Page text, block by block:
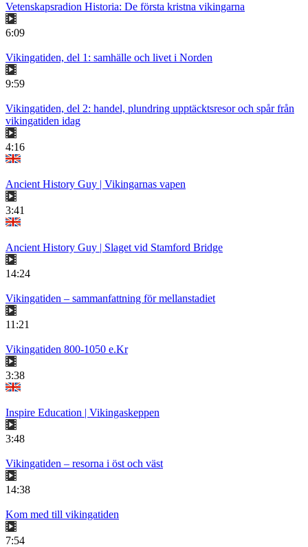
Vetenskapsradion Historia: De första kristna vikingarna
6:09
Vikingatiden, del 1: samhälle och livet i Norden
9:59
Vikingatiden, del 2: handel, plundring upptäcktsresor och spår från
vikingatiden idag
4:16
Ancient History Guy | Vikingarnas vapen
3:41
Ancient History Guy | Slaget vid Stamford Bridge
14:24
Vikingatiden – sammanfattning för mellanstadiet
11:21
Vikingatiden 800-1050 e.Kr
3:38
Inspire Education | Vikingaskeppen
3:48
Vikingatiden – resorna i öst och väst
14:38
Kom med till vikingatiden
7:54